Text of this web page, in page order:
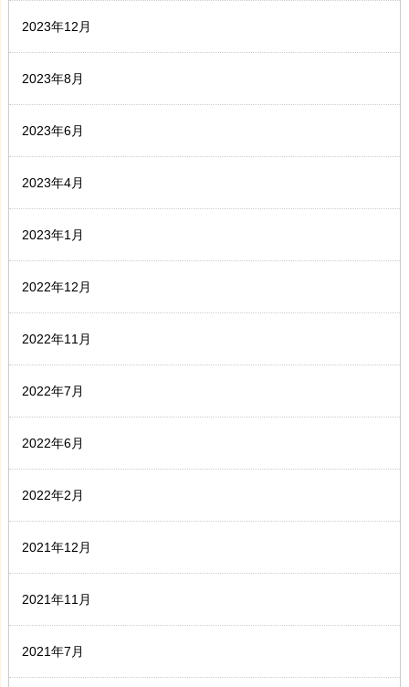
2023年12月
2023年8月
2023年6月
2023年4月
2023年1月
2022年12月
2022年11月
2022年7月
2022年6月
2022年2月
2021年12月
2021年11月
2021年7月